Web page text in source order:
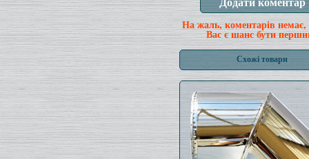
На жаль, коментарів немає,
Вас є шанс бути
Схожі товари